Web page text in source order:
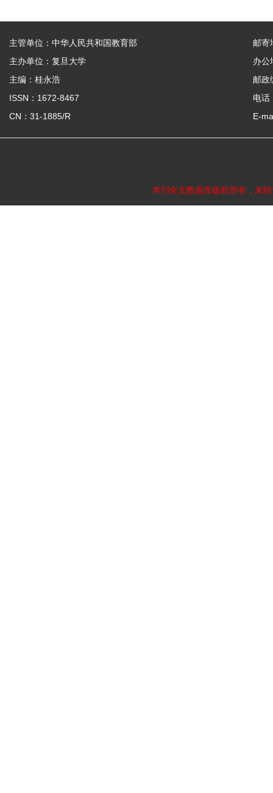
主管单位：中华人民共和国教育部
主办单位：复旦大学
主编：桂永浩
ISSN：1672-8467
CN：31-1885/R
邮寄
办公
邮政
电话
E-
本刊全文数据库版权所有，未